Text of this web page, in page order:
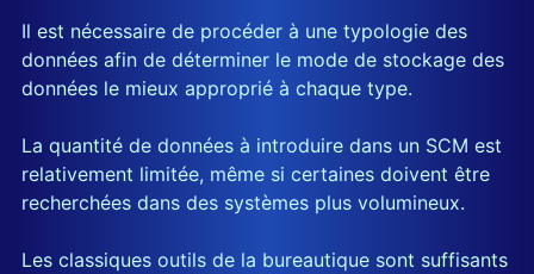
Il est nécessaire de procéder à une typologie des
données afin de déterminer le mode de stockage des
données le mieux approprié à chaque type.
La quantité de données à introduire dans un SCM est
relativement limitée, même si certaines doivent être
recherchées dans des systèmes plus volumineux.
Les classiques outils de la bureautique sont suffisants